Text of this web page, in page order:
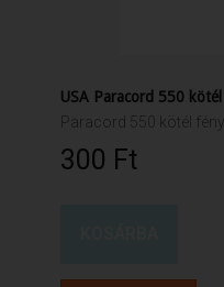
USA Paracord 550
Paracord 550 kötél
300 Ft‎